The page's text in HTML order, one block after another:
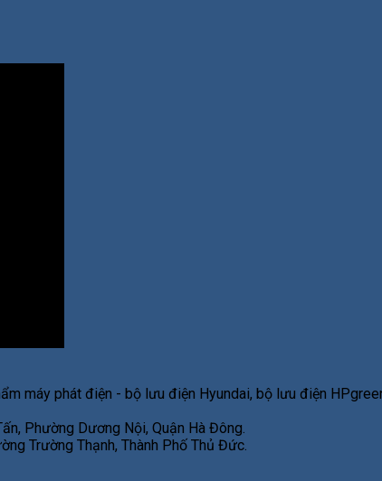
máy phát điện - bộ lưu điện Hyundai, bộ lưu điện
Phường Dương Nội, Quận Hà Đông.
Trường Thạnh, Thành Phố Thủ Đức.